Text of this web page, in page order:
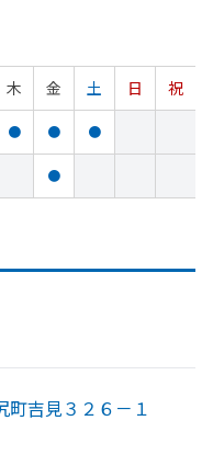
木 金 土 日
祝
● ● ●
●
町吉見３２６－１